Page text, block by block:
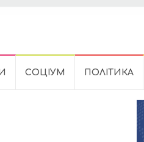
СОЦІУМ ПОЛІТИКА